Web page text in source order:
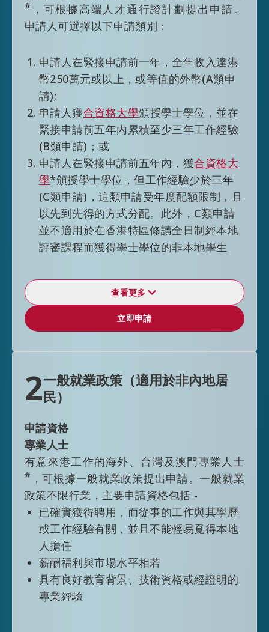
#
，可根據高端人才通行證計劃提出申請。
申請人可選擇以下申請類別：
申請人在緊接申請前一年，全年收入達港
幣250萬元或以上，或等值的外幣(A類申
請);
申請人獲合資格大學頒授學士學位，並在
緊接申請前五年內累積至少三年工作經驗
(B類申請)；或
申請人在緊接申請前五年內，獲合資格大
學*頒授學士學位，但工作經驗少於三年
(C類申請)，這類申請受年度配額限制，且
以先到先得的方式分配。此外，C類申請
並不適用於在香港特區修讀全日制經本地
評審課程而獲得學士學位的非本地學生
逗留期限
根據高端人才通行證計劃獲准來港人士，
不受其他逗留條件限制。申請延長逗留期
限時，申請人須已在香港特區受聘並能從
參與業務；獲批准的申請人，一般可獲准
延長逗留不多於三年，而不受其他逗留條
件限制。符合頂尖人才類別資格人士延長
逗留期限進一步放寬至6年。
合資格大學是指合資格大學綜合名單（下
稱「綜合名單」）載列的大學／院校。綜合
名單是勞工及福利局根據(i) 泰晤士高等教育
世界大學排名、QS世界大學排名、美國新聞
查看更多
立即申請
立即申請
2一般就業政策（適用於非內地居
民）
申請資格
專業人士
有意來港工作的海外、台灣及澳門專業人士
# ，可根據一般就業政策提出申請。一般就業
政策不限行業，主要申請資格包括 -
已確實獲得聘用，而從事的工作與其學歷
或工作經驗有關，並且不能輕易覓得本地
人擔任
薪酬福利與市場水平相若
具有良好教育背景、技術資格或經證明的
專業經驗